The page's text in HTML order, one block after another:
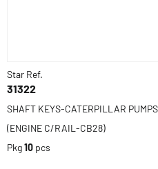
Star Ref.
31322
SHAFT KEYS-CATERPILLAR PUMPS
(ENGINE C/RAIL-CB28)
Pkg10 pcs